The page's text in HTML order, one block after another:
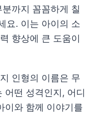
까지 꼼꼼하게 칠
요. 이는 아이의 소
향상에 큰 도움이
인형의 이름은 무
어떤 성격인지, 어디
이와 함께 이야기를